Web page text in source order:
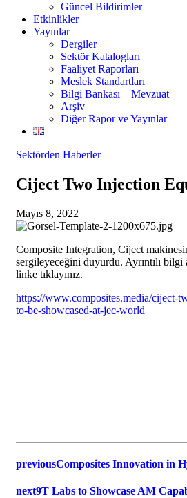
Güncel Bildirimler
Etkinlikler
Yayınlar
Dergiler
Sektör Katalogları
Faaliyet Raporları
Meslek Standartları
Bilgi Bankası – Mevzuat
Arşiv
Diğer Rapor ve Yayınlar
Sektörden Haberler
Ciject Two Injection
Mayıs 8, 2022
Composite Integration, Ciject
sergileyeceğini duyurdu. Ayrıntılı bilgi
linke tıklayınız.
https://www.composites.media/ciject-
to-be-showcased-at-jec-world
previousComposites Innovation in
next9T Labs to Showcase AM